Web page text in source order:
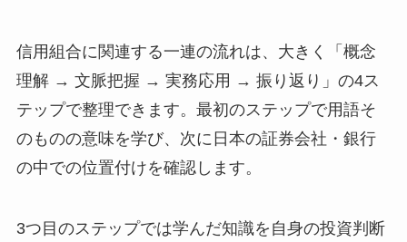
信用組合に関連する一連の流れは、大きく「概念
理解 → 文脈把握 → 実務応用 → 振り返り」の4ス
テップで整理できます。最初のステップで用語そ
のものの意味を学び、次に日本の証券会社・銀行
の中での位置付けを確認します。
3つ目のステップでは学んだ知識を自身の投資判断